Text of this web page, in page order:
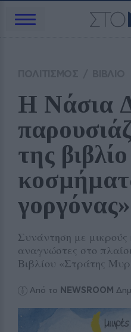
Η Νάσια
της
γοργόνας»
Συνάντηση με μικρούς
αναγνώστες στο
Βιβλίου «Στράτης
Από το NEWSROOM